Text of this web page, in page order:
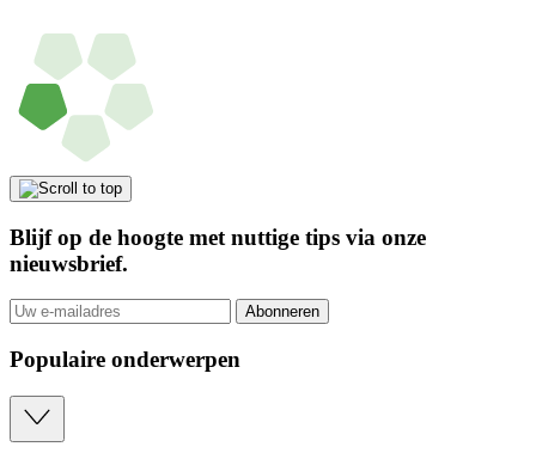
Blijf op de hoogte met nuttige tips via onze
nieuwsbrief.
Abonneren
Populaire onderwerpen